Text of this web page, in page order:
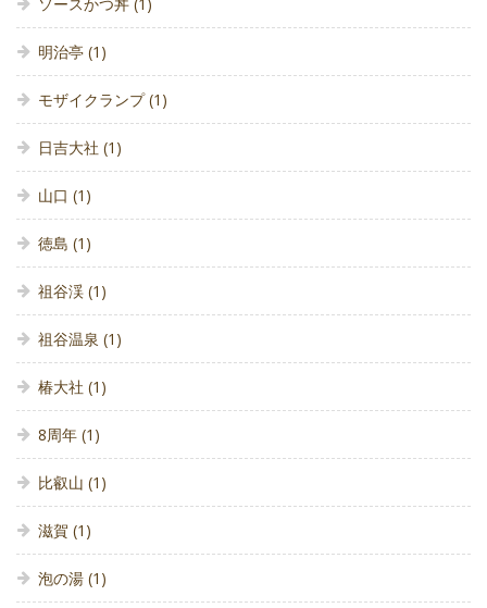
明治亭 (1)
モザイクランプ(1)
日吉大社 (1)
山口 (1)
徳島 (1)
祖谷渓 (1)
祖谷温泉 (1)
椿大社 (1)
8周年 (1)
比叡山 (1)
滋賀 (1)
泡の湯 (1)